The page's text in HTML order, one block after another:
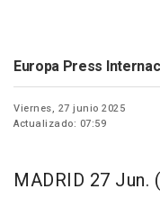
Europa Press
Viernes, 27 junio 2025
Actualizado: 07:59
MADRID 27 Jun.